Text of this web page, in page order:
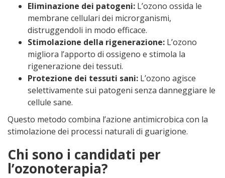
Eliminazione dei patogeni: L’ozono ossida le
membrane cellulari dei microrganismi,
distruggendoli in modo efficace.
Stimolazione della rigenerazione: L’ozono
migliora l’apporto di ossigeno e stimola la
rigenerazione dei tessuti.
Protezione dei tessuti sani: L’ozono agisce
selettivamente sui patogeni senza danneggiare le
cellule sane.
Questo metodo combina l’azione antimicrobica con la
stimolazione dei processi naturali di guarigione.
Chi sono i candidati per
l’ozonoterapia?